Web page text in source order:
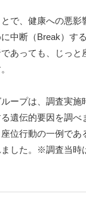
で、健康への悪
中断（Break）す
あっても、じっ
ープは、調査実
遺伝的要因を調
位行動の一例で
した。※調査当時